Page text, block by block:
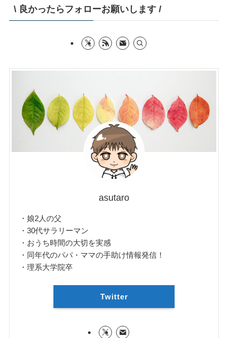
\ 良かったらフォローお願いします /
asutaro
・娘2人の父
・30代サラリーマン
・おうち時間の大切を実感
・同年代のパパ・ママの手助け情報発信！
・理系大学院卒
Twitter